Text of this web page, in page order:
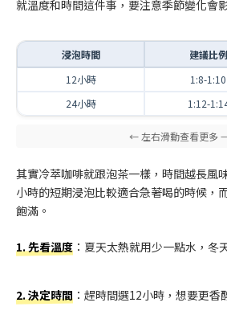
就溫度和時間這件事，要注意季節變化會
浸泡時間 建議比例
12小時
1:8-1:10
24小時
1:12-
其實冷萃咖啡就跟泡茶一樣，時間越長風
小時的短期浸泡比較適合急著喝的時候，
飽滿。
1. 先看溫度 ：夏天太熱就用少一點水，冬
2. 決定時間 ：趕時間選12小時，想要更香